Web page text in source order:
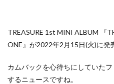
TREASURE 1st MINI ALBUM 『
ONE』が2022年2月15日(火)に発
カムバックを心待ちにしていた
するニュースですね。